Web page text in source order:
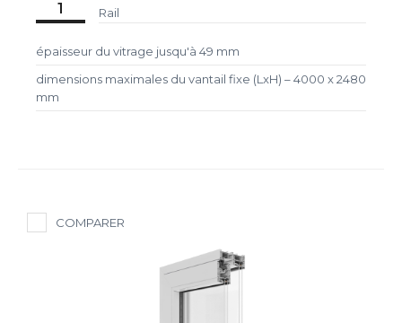
1 Rail
épaisseur du vitrage jusqu'à 49 mm
dimensions maximales du vantail fixe (LxH) – 4000 x 2480
mm
COMPARER